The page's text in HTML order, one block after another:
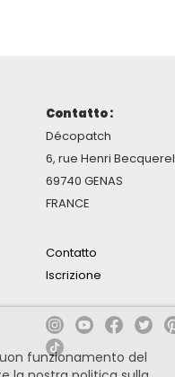
Contatto :
Décopatch
6, rue Henri Becquerel
69740 GENAS
FRANCE
Contatto
Iscrizione
funzionamento del